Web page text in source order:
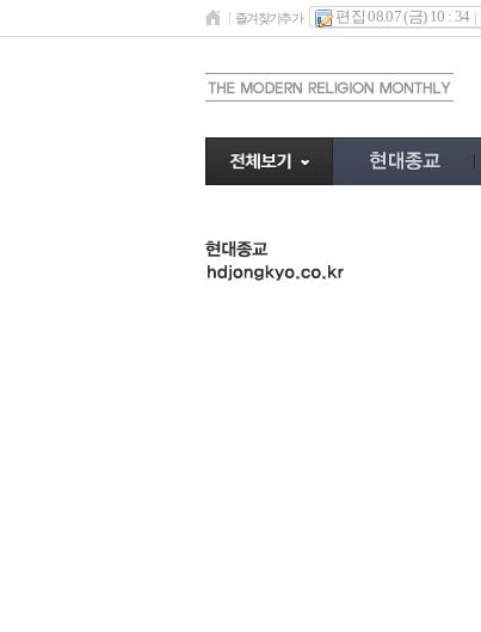
즐겨찾기추가 편집 08.07 (금) 10 : 34